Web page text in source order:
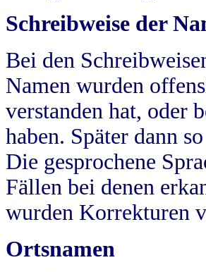
Schreibweise der
Bei den
Namen wurden
verstanden hat, oder
haben. Später dann
Die gesprochene
Fällen bei denen
wurden Korrekturen
Ortsnamen